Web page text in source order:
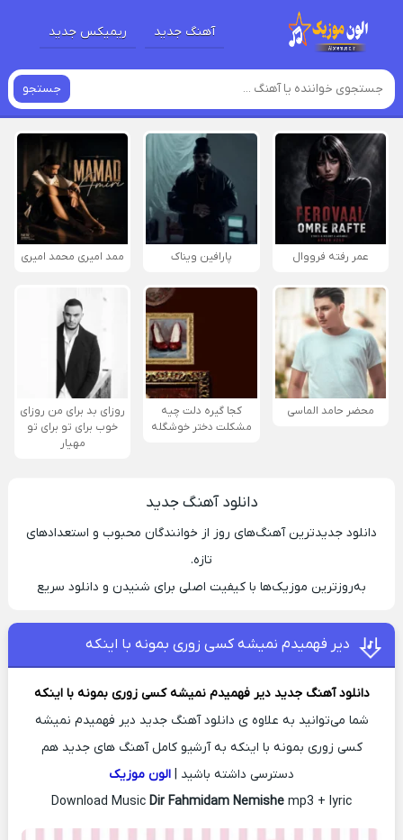
آهنگ جدید ریمیکس جدید
جستجو
عمر رفته فرووال پارافين ویناک ممد امیری محمد امیری
محضر حامد الماسی
کجا گیره دلت چیه
مشکلت دختر خوشگله
روزای بد برای من روزای
خوب برای تو برای تو
مهیار
دانلود آهنگ جدید
دانلود جدیدترین آهنگ‌های روز از خوانندگان محبوب و استعدادهای
تازه.
به‌روزترین موزیک‌ها با کیفیت اصلی برای شنیدن و دانلود سریع
دیر فهمیدم نمیشه کسی زوری بمونه با اینکه
دانلود آهنگ جدید دیر فهمیدم نمیشه کسی زوری بمونه با اینکه
شما می‌توانید به علاوه ی دانلود آهنگ جدید دیر فهمیدم نمیشه
کسی زوری بمونه با اینکه به آرشیو کامل آهنگ های جدید هم
دسترسی داشته باشید | الون موزیک
Download Music Dir Fahmidam Nemishe mp3 + lyric